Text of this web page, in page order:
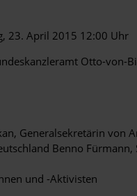
23. April 2015 12:00 Uhr
Otto-von-
Generalsekretärin von
Benno Fürmann,
und -Aktivisten